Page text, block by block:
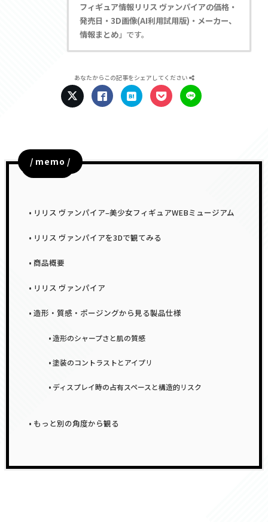
フィギュア情報リリス ヴァンパイアの価格・
発売日・3D画像(AI利用試用版)・メーカー、
情報まとめ 」です。
あなたからこの記事をシェアしてください
目次
リリス ヴァンパイア–美少女フィギュアWEBミュージアム
リリス ヴァンパイアを3Dで観てみる
商品概要
リリス ヴァンパイア
造形・質感・ポージングから見る製品仕様
造形のシャープさと肌の質感
塗装のコントラストとアイプリ
ディスプレイ時の占有スペースと構造的リスク
もっと別の角度から観る
/ memo /